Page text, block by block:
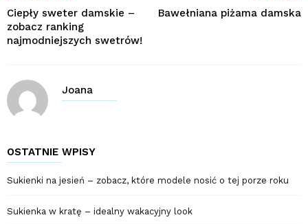
Ciepły sweter damskie –
zobacz ranking
najmodniejszych swetrów!
Bawełniana piżama damska
Joana
OSTATNIE WPISY
Sukienki na jesień – zobacz, które modele nosić o tej porze roku
Sukienka w kratę – idealny wakacyjny look